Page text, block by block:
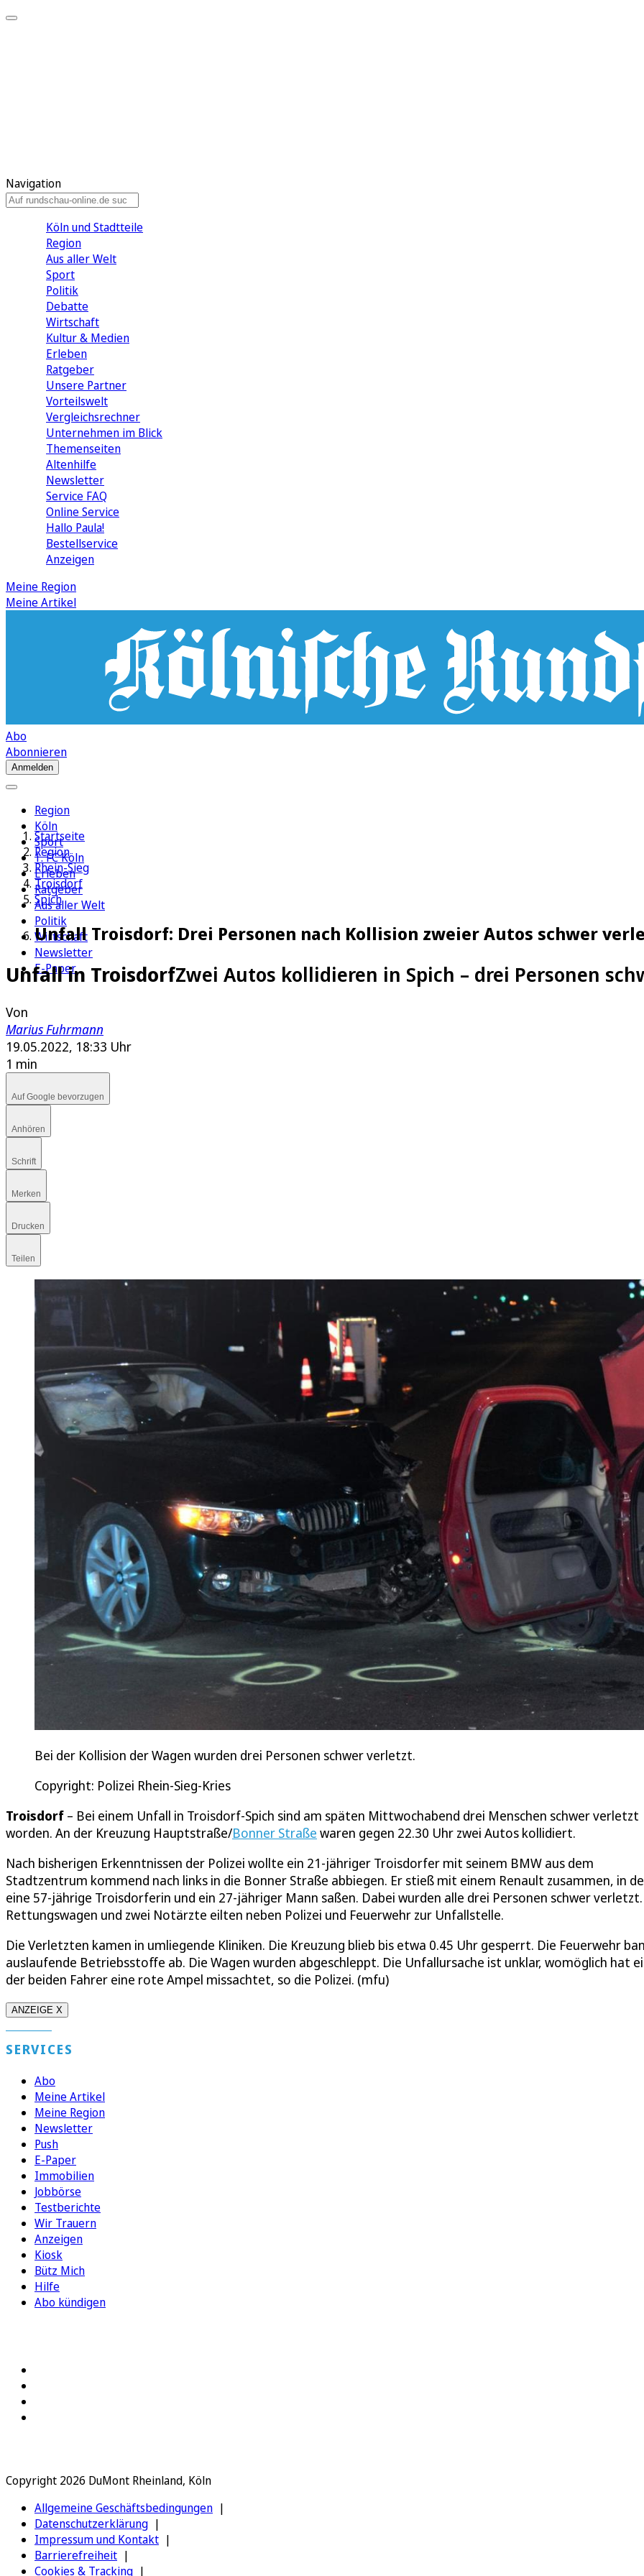
Navigation
Köln und Stadtteile
Region
Aus aller Welt
Sport
Politik
Debatte
Wirtschaft
Kultur & Medien
Erleben
Ratgeber
Unsere Partner
Vorteilswelt
Vergleichsrechner
Unternehmen im Blick
Themenseiten
Altenhilfe
Newsletter
Service FAQ
Online Service
Hallo Paula!
Bestellservice
Anzeigen
Meine Region
Meine Artikel
Abo
Abonnieren
Anmelden
Region
Köln
Sport
1. FC Köln
Erleben
Ratgeber
Aus aller Welt
Politik
Wirtschaft
Newsletter
E-Paper
Startseite
Region
Rhein-Sieg
Troisdorf
Spich
Unfall Troisdorf: Drei Personen nach Kollision zweier Autos schwer
Unfall in TroisdorfZwei Autos kollidieren in Spich – drei Personen
Von
Marius Fuhrmann
19.05.2022, 18:33 Uhr
1 min
Auf Google bevorzugen
Anhören
Schrift
Merken
Drucken
Teilen
Bei der Kollision der Wagen wurden drei Personen schwer verletzt.
Copyright: Polizei Rhein-Sieg-Kries
Troisdorf – Bei einem Unfall in Troisdorf-Spich sind am späten Mittwochabend drei Menschen schwer verletzt
worden. An der Kreuzung Hauptstraße/Bonner Straße waren gegen 22.30 Uhr zwei Autos kollidiert.
Nach bisherigen Erkenntnissen der Polizei wollte ein 21-jähriger Troisdorfer mit seinem BMW aus dem
Stadtzentrum kommend nach links in die Bonner Straße abbiegen. Er stieß mit einem Renault zusammen, in
eine 57-jährige Troisdorferin und ein 27-jähriger Mann saßen. Dabei wurden alle drei Personen schwer verletzt.
Rettungswagen und zwei Notärzte eilten neben Polizei und Feuerwehr zur Unfallstelle.
Die Verletzten kamen in umliegende Kliniken. Die Kreuzung blieb bis etwa 0.45 Uhr gesperrt. Die Feuerwehr
auslaufende Betriebsstoffe ab. Die Wagen wurden abgeschleppt. Die Unfallursache ist unklar, womöglich hat
der beiden Fahrer eine rote Ampel missachtet, so die Polizei. (mfu)
ANZEIGE X
SERVICES
Abo
Meine Artikel
Meine Region
Newsletter
Push
E-Paper
Immobilien
Jobbörse
Testberichte
Wir Trauern
Anzeigen
Kiosk
Bütz Mich
Hilfe
Abo kündigen
Copyright 2026 DuMont Rheinland, Köln
Allgemeine Geschäftsbedingungen
Datenschutzerklärung
Impressum und Kontakt
Barrierefreiheit
Cookies & Tracking